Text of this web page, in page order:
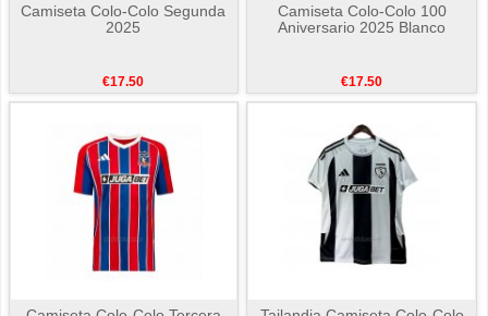
Camiseta Colo-Colo Segunda
2025
€17.50
Camiseta Colo-Colo 100
Aniversario 2025 Blanco
€17.50